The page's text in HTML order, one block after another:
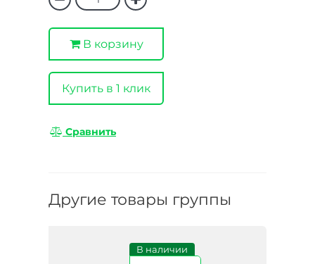
В корзину
Купить в 1 клик
Сравнить
Другие товары группы
В наличии